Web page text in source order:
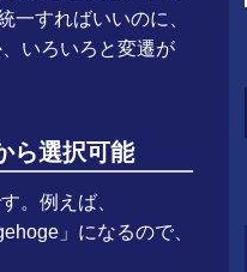
一すればいいのに、
いろいろと変遷が
ら選択可能
。例えば、
」になるので、